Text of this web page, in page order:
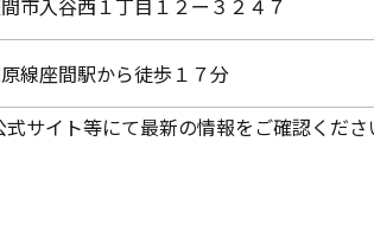
市入谷西１丁目１２ー３２４７
線座間駅から徒歩１７分
サイト等にて最新の情報をご確認くださ